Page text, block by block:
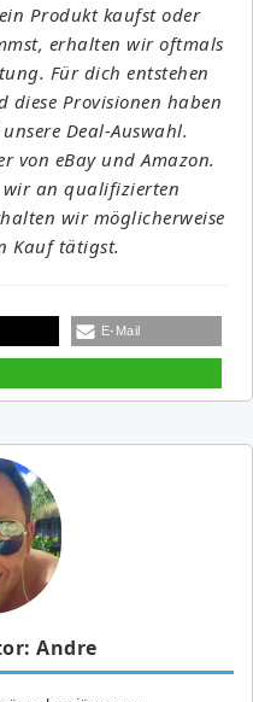
Produkt kaufst oder
erhalten wir oftmals
Für dich entstehen
diese Provisionen haben
Deal-Auswahl.
von eBay und Amazon.
wir an qualifizierten
wir möglicherweise
Kauf tätigst.
E-Mail
Andre